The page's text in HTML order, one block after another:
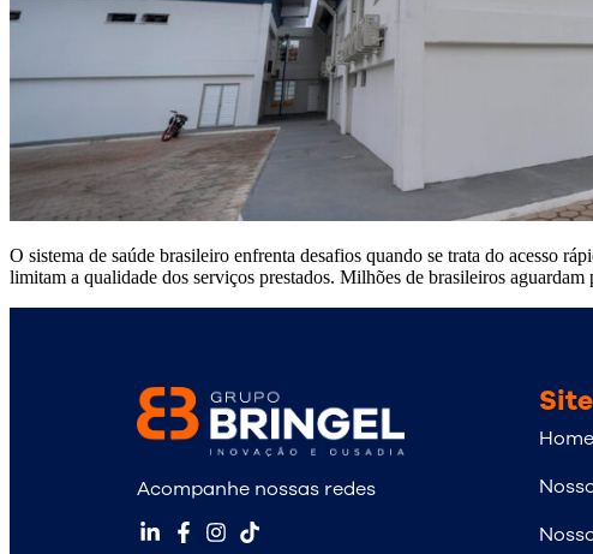
O sistema de saúde brasileiro enfrenta desafios quando se trata do acesso
limitam a qualidade dos serviços prestados. Milhões de brasileiros
Acompanhe nossas redes
Home